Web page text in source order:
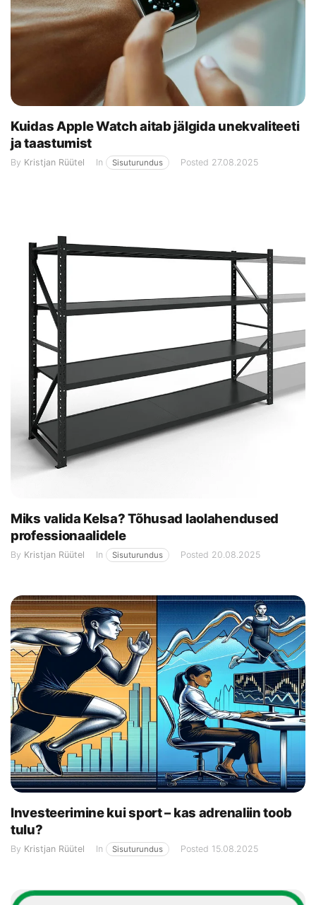
Kuidas Apple Watch aitab jälgida unekvaliteeti
ja taastumist
By Kristjan Rüütel In Sisuturundus Posted 27.08.2025
Miks valida Kelsa? Tõhusad laolahendused
professionaalidele
By Kristjan Rüütel In Sisuturundus Posted 20.08.2025
Investeerimine kui sport – kas adrenaliin toob
tulu?
By Kristjan Rüütel In Sisuturundus Posted 15.08.2025